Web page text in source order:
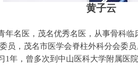
黄子云
名医，茂名优秀名医，从事骨科
员，茂名市医学会脊柱外科分会委员
年，曾多次到中山医科大学附属